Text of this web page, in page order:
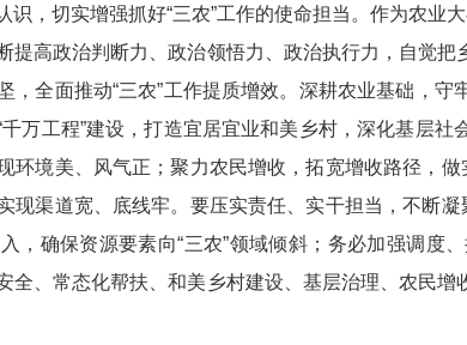
，切实增强抓好“三农”工作的使命担当。作为农业
提高政治判断力、政治领悟力、政治执行力，自觉
，全面推动“三农”工作提质增效。深耕农业基础，
万工程”建设，打造宜居宜业和美乡村，深化基层
环境美、风气正；聚力农民增收，拓宽增收路径，
现渠道宽、底线牢。要压实责任、实干担当，不断
，确保资源要素向“三农”领域倾斜；务必加强调
全、常态化帮扶、和美乡村建设、基层治理、农民